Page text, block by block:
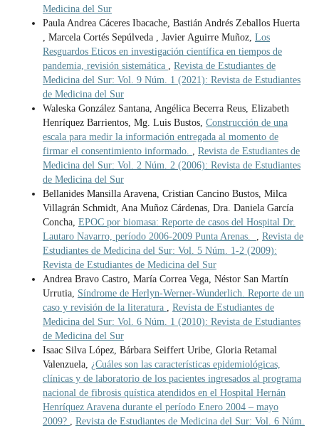
Medicina del Sur
Paula Andrea Cáceres Ibacache, Bastián Andrés Zeballos Huerta
, Marcela Cortés Sepúlveda , Javier Aguirre Muñoz, Los
Resguardos Eticos en investigación científica en tiempos de
pandemia, revisión sistemática , Revista de Estudiantes de
Medicina del Sur: Vol. 9 Núm. 1 (2021): Revista de Estudiantes
de Medicina del Sur
Waleska González Santana, Angélica Becerra Reus, Elizabeth
Henríquez Barrientos, Mg. Luis Bustos, Construcción de una
escala para medir la información entregada al momento de
firmar el consentimiento informado. , Revista de Estudiantes de
Medicina del Sur: Vol. 2 Núm. 2 (2006): Revista de Estudiantes
de Medicina del Sur
Bellanides Mansilla Aravena, Cristian Cancino Bustos, Milca
Villagrán Schmidt, Ana Muñoz Cárdenas, Dra. Daniela García
Concha, EPOC por biomasa: Reporte de casos del Hospital Dr.
Lautaro Navarro, período 2006-2009 Punta Arenas. , Revista de
Estudiantes de Medicina del Sur: Vol. 5 Núm. 1-2 (2009):
Revista de Estudiantes de Medicina del Sur
Andrea Bravo Castro, María Correa Vega, Néstor San Martín
Urrutia, Síndrome de Herlyn-Werner-Wunderlich. Reporte de un
caso y revisión de la literatura , Revista de Estudiantes de
Medicina del Sur: Vol. 6 Núm. 1 (2010): Revista de Estudiantes
de Medicina del Sur
Isaac Silva López, Bárbara Seiffert Uribe, Gloria Retamal
Valenzuela, ¿Cuáles son las características epidemiológicas,
clínicas y de laboratorio de los pacientes ingresados al programa
nacional de fibrosis quística atendidos en el Hospital Hernán
Henríquez Aravena durante el período Enero 2004 – mayo
2009? , Revista de Estudiantes de Medicina del Sur: Vol. 6 Núm.